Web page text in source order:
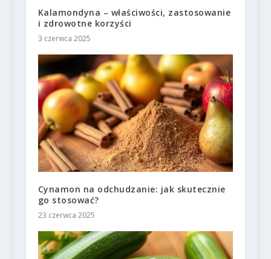
Kalamondyna – właściwości, zastosowanie
i zdrowotne korzyści
3 czerwca 2025
Cynamon na odchudzanie: jak skutecznie
go stosować?
23 czerwca 2025